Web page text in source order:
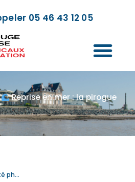
05 46 43 12 05
Reprise en mer : la pirogue
Maison Sport Santé, activité physique adaptée et partenariats : le Centre Richelieu mobilisé pour les patients atteints de cancer